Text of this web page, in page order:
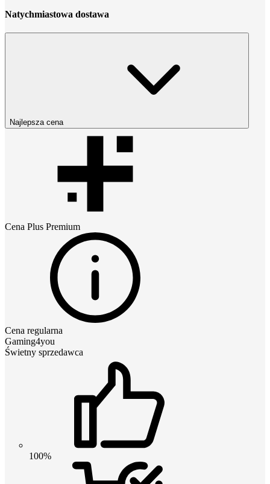
Natychmiastowa dostawa
Najlepsza cena
Cena Plus Premium
Cena regularna
Gaming4you
Świetny sprzedawca
100%